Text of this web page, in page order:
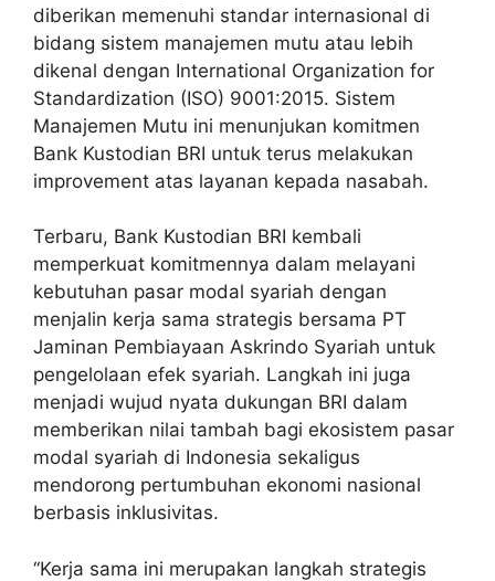
diberikan memenuhi standar internasional di
bidang sistem manajemen mutu atau lebih
dikenal dengan International Organization for
Standardization (ISO) 9001:2015. Sistem
Manajemen Mutu ini menunjukan komitmen
Bank Kustodian BRI untuk terus melakukan
improvement atas layanan kepada nasabah.
Terbaru, Bank Kustodian BRI kembali
memperkuat komitmennya dalam melayani
kebutuhan pasar modal syariah dengan
menjalin kerja sama strategis bersama PT
Jaminan Pembiayaan Askrindo Syariah untuk
pengelolaan efek syariah. Langkah ini juga
menjadi wujud nyata dukungan BRI dalam
memberikan nilai tambah bagi ekosistem pasar
modal syariah di Indonesia sekaligus
mendorong pertumbuhan ekonomi nasional
berbasis inklusivitas.
“Kerja sama ini merupakan langkah strategis